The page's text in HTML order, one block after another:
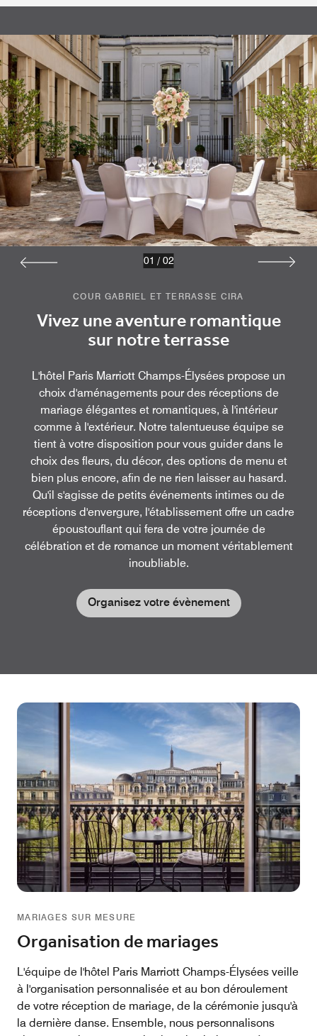
COUR GABRIEL ET TERRASSE CIRA
Vivez une aventure romantique
sur notre terrasse
L'hôtel Paris Marriott Champs-Élysées propose un
choix d'aménagements pour des réceptions de
mariage élégantes et romantiques, à l'intérieur
comme à l'extérieur. Notre talentueuse équipe se
tient à votre disposition pour vous guider dans le
choix des fleurs, du décor, des options de menu et
bien plus encore, afin de ne rien laisser au hasard.
Qu'il s'agisse de petits événements intimes ou de
réceptions d'envergure, l'établissement offre un cadre
époustouflant qui fera de votre journée de
célébration et de romance un moment véritablement
inoubliable.
Organisez votre évènement
01 / 02
MARIAGES SUR MESURE
Organisation de mariages
L'équipe de l'hôtel Paris Marriott Champs-Élysées veille
à l'organisation personnalisée et au bon déroulement
de votre réception de mariage, de la cérémonie jusqu'à
la dernière danse. Ensemble, nous personnalisons